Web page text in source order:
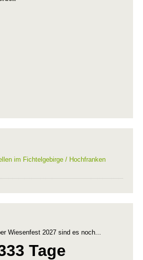
im Fichtelgebirge / Hochfranken
Wiesenfest 2027 sind es noch...
Tage